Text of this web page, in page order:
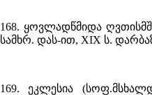
168. ყოვლადწმიდა
სამხრ. დას-ით, XIX ს.
169. ეკლესია